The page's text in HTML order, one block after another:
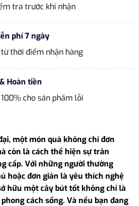
tra trước khi nhận
phí 7 ngày
thời điểm nhận hàng
Hoàn tiền
cho sản phẩm lỗi
một món quà không chỉ đơn
còn là cách thể hiện sự trân
cấp. Với những người thường
hoặc đơn giản là yêu thích nghệ
hữu một cây bút tốt không chỉ là
cách sống. Và nếu bạn đang